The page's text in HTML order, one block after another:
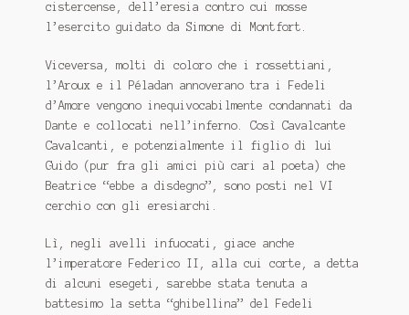
cistercense, dell’eresia contro cui mosse
l’esercito guidato da Simone di Montfort.
Viceversa, molti di coloro che i rossettiani,
l’Aroux e il Péladan annoverano tra i Fedeli
d’Amore vengono inequivocabilmente condannati da
Dante e collocati nell’inferno. Così Cavalcante
Cavalcanti, e potenzialmente il figlio di lui
Guido (pur fra gli amici più cari al poeta) che
Beatrice “ebbe a disdegno”, sono posti nel VI
cerchio con gli eresiarchi.
Lì, negli avelli infuocati, giace anche
l’imperatore Federico II, alla cui corte, a detta
di alcuni esegeti, sarebbe stata tenuta a
battesimo la setta “ghibellina” del Fedeli